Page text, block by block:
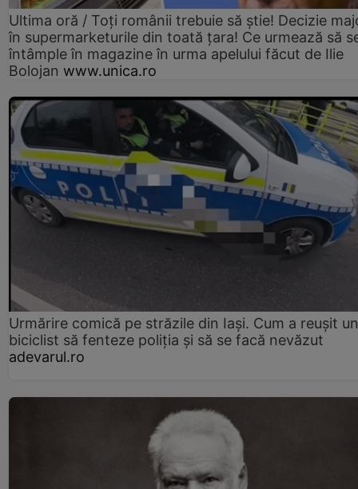
Ultima oră / Toți românii trebuie să știe! Decizie
în supermarketurile din toată țara! Ce urmează să
întâmple în magazine în urma apelului făcut de Ilie
Bolojan www.unica.ro
Urmărire comică pe străzile din Iași. Cum a reușit un
biciclist să fenteze poliția și să se facă nevăzut
adevarul.ro